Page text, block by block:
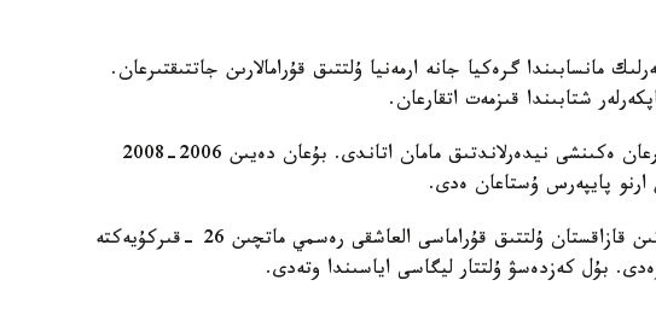
مانسابىندا گرەكيا جانە ارمەنيا ۇلتتىق قۇرامالارىن جاتتىقتىرعان.
شتابىندا قىزمەت اتقارعان.
ول قازاقستان ۇلتتىق قۇراماسىن باسقارعان ەكىنشى نيدەرلاندتىق مامان اتاندى. بۇعان دەيىن 2006-2008
ارنو پايپەرس ۇستاعان ەدى.
دجون ۆانت سحيپ جەتەكشىلىك ەتەتىن قازاقستان ۇلتتىق قۇراماسى العاشقى رەسمي ماتچىن 26 -قىركۇيەكتە
بۇل كەزدەسۋ ۇلتتار ليگاسى اياسىندا وتەدى.